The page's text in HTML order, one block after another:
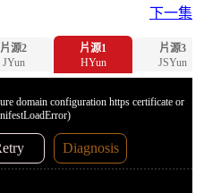
下一集
片源2
JYun
片源1
HYun
片源3
JSYun